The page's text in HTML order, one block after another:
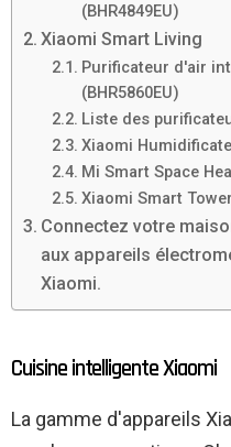
(BHR4849EU)
Xiaomi Smart Living
Purificateur d'air
(BHR5860EU)
Liste des
Xiaomi
Mi Smart Space
Xiaomi Smart
Connectez votre
aux appareils
Xiaomi.
Cuisine intelligente Xiaomi
La gamme d'appareils